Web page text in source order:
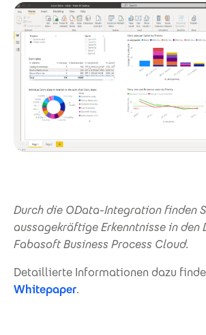
Durch die OData-Integration finden
aussagekräftige Erkenntnisse in den
Fabasoft Business Process Cloud.
Detaillierte Informationen dazu
Whitepaper.